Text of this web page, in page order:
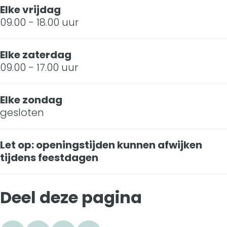
Elke vrijdag
09.00 - 18.00 uur
Elke zaterdag
09.00 - 17.00 uur
Elke zondag
gesloten
Let op: openingstijden kunnen afwijken
tijdens feestdagen
Deel deze pagina